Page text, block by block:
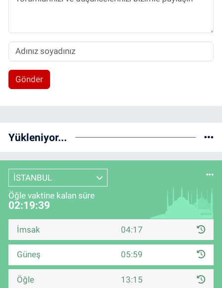
Gönder
Yükleniyor...
İSTANBUL
Öğle vaktine kalan süre
02:19:39
İmsak 04:17
Güneş 05:59
Öğle 13:15